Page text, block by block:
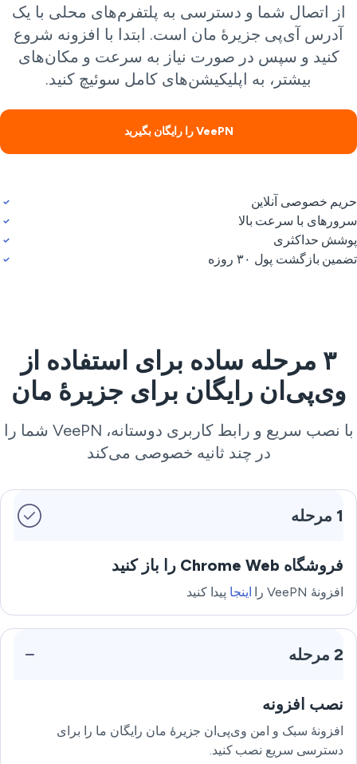
از اتصال شما و دسترسی به پلتفرم‌های محلی با یک
آدرس آی‌پی جزیرهٔ مان است. ابتدا با افزونه شروع
کنید و سپس در صورت نیاز به سرعت و مکان‌های
بیشتر، به اپلیکیشن‌های کامل سوئیچ کنید.
VeePN را رایگان بگیرید
خصوصی آنلاین
با سرعت بالا
حداکثری
بازگشت پول ۳۰ روزه
۳ مرحله ساده برای استفاده از
وی‌پی‌ان رایگان برای جزیرهٔ مان
با نصب سریع و رابط کاربری دوستانه، VeePN شما را
در چند ثانیه خصوصی می‌کند
فروشگاه Chrome Web را باز کنید
افزونهٔ VeePN را اینجاپیدا کنید
2 مرحله
نصب افزونه
افزونهٔ سبک و امن وی‌پی‌ان جزیرهٔ مان رایگان ما را برای
دسترسی سریع نصب کنید.